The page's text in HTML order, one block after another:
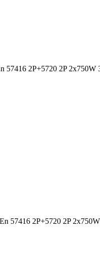
57416 2P+5720 2P
57416 2P+5720 2P